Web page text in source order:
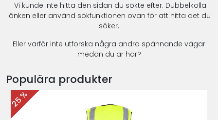
Vi kunde inte hitta den sidan du sökte efter. Dubbelkolla
länken eller använd sökfunktionen ovan för att hitta det du
söker.
Eller varför inte utforska några andra spännande vägar
medan du är här?
Populära produkter
25 %